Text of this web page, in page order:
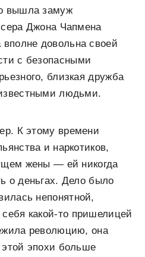
вышла замуж
Джона Чапмена
довольна своей
с безопасными
близкая дружба
людьми.
К этому времени
и наркотиков,
жены — ей никогда
о деньгах. Дело было
непонятной,
какой-то пришелицей
революцию, она
эпохи больше